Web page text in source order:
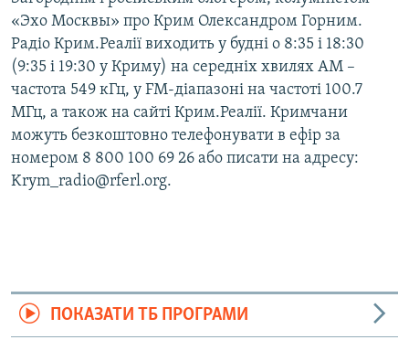
«Эхо Москвы» про Крим Олександром Горним.
Радіо Крим.Реалії виходить у будні о 8:35 і 18:30
(9:35 і 19:30 у Криму) на середніх хвилях АМ –
частота 549 кГц, у FM-діапазоні на частоті 100.7
МГц, а також на сайті Крим.Реалії. Кримчани
можуть безкоштовно телефонувати в ефір за
номером 8 800 100 69 26 або писати на адресу:
Krym_radio@rferl.org.
ПОКАЗАТИ ТБ ПРОГРАМИ